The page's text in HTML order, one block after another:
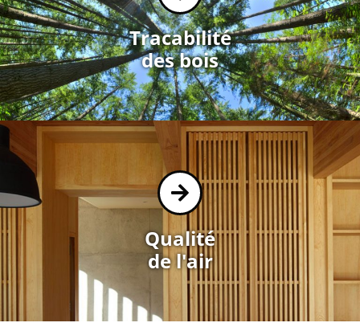
Tracabilité
des bois
Qualité
de l'air